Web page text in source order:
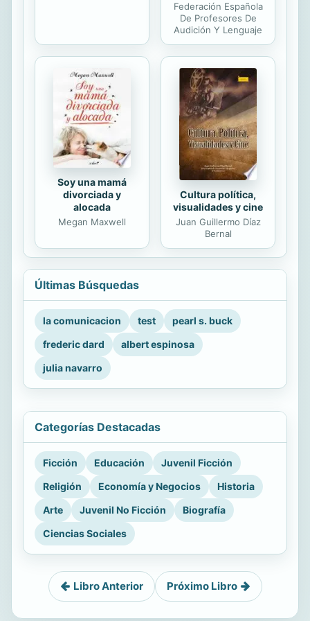
Federación Española
De Profesores De
Audición Y Lenguaje
Soy una mamá
divorciada y
alocada
Megan Maxwell
Cultura política,
visualidades y cine
Juan Guillermo Díaz
Bernal
Últimas Búsquedas
la comunicacion test
pearl s. buck
frederic dard
albert espinosa
julia navarro
Categorías Destacadas
Ficción Educación
Juvenil Ficción
Religión
Economía y Negocios
Historia
Arte
Juvenil No Ficción
Biografía
Ciencias Sociales
Libro Anterior Próximo Libro